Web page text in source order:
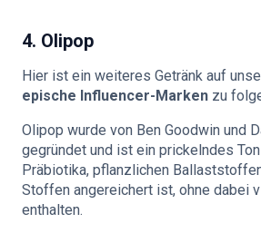
4. Olipop
Hier ist ein weiteres Getränk auf
epische Influencer-Marken zu
Olipop wurde von Ben Goodwin und
gegründet und ist ein prickelndes
Präbiotika, pflanzlichen
Stoffen angereichert ist, ohne dabei
enthalten.